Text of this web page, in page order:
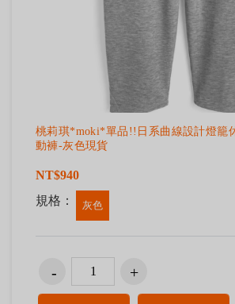
桃莉琪*moki*單品!!日系曲線設計燈籠
動褲-灰色現貨
NT$940
規格：
灰色